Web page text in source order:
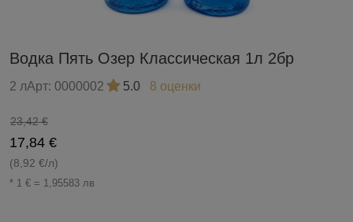
Водка Пять Озер Классическая 1л 2бр
2 лАрт: 0000002 5.0 8 оценки
23,42 €
17,84 €
(8,92 €/л)
* 1 € = 1,95583 лв